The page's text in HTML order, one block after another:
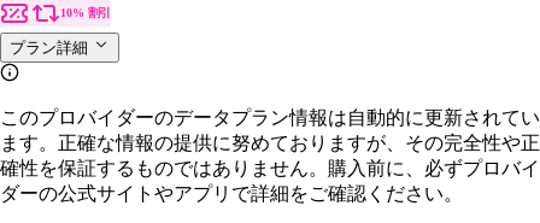
10% 割引
プラン詳細
このプロバイダーのデータプラン情報は自動的に更新されてい
ます。正確な情報の提供に努めておりますが、その完全性や正
確性を保証するものではありません。購入前に、必ずプロバイ
ダーの公式サイトやアプリで詳細をご確認ください。